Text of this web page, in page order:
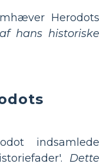
Herodots
hans historiske
indsamlede
Dette